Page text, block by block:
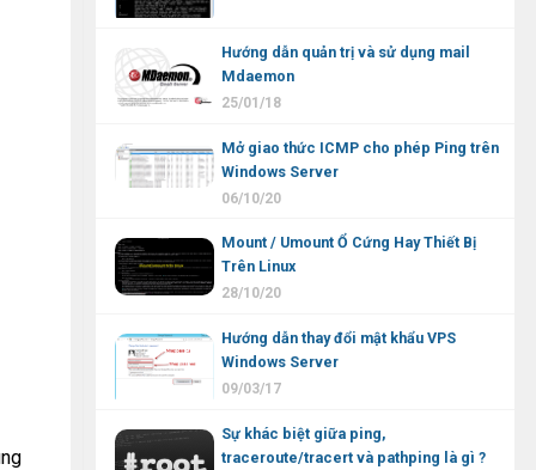
Hướng dẫn quản trị và sử dụng mail
Mdaemon
25/01/18
Mở giao thức ICMP cho phép Ping trên
Windows Server
06/10/20
Mount / Umount Ổ Cứng Hay Thiết Bị
Trên Linux
28/10/20
Hướng dẫn thay đổi mật khẩu VPS
Windows Server
09/03/17
Sự khác biệt giữa ping,
traceroute/tracert và pathping là gì ?